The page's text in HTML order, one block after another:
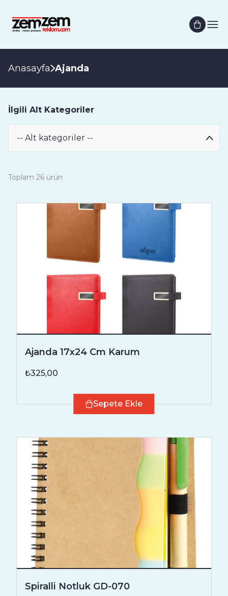
Anasayfa Ajanda
İlgili Alt Kategoriler
Toplam 26 ürün
Ajanda 17x24 Cm Karum
₺325,00
Sepete Ekle
Spiralli Notluk GD-070